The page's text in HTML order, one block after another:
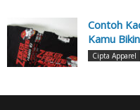
Contoh
Kamu
Cipta Apparel